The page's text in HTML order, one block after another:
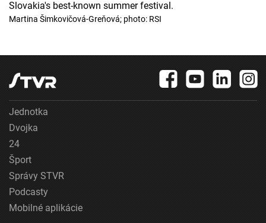
Meranie výkonnosti reklamy
Pochopiť cieľové skupiny na základe štatistík
alebo spájania údajov z rôznych zdrojov
Vývoj a zlepšovanie služieb
Použitie obmedzených údajov na výber obsahu
polohe
Identifikácia zariadení na základe aktívne
vyžiadaných informácií
Slovakia's best-known summer festival.
Martina Šimkovičová-Greňová; photo: RSI
Jednotka
Dvojka
24
Šport
Správy STVR
Podcasty
Mobilné aplikácie